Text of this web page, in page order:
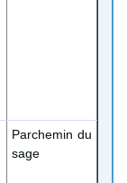
Parchemin du
sage